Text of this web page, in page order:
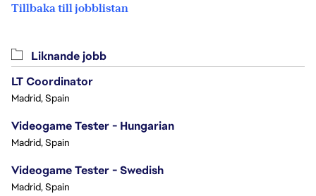
Tillbaka till jobblistan
Liknande jobb
LT Coordinator
Madrid, Spain
Videogame Tester - Hungarian
Madrid, Spain
Videogame Tester - Swedish
Madrid, Spain